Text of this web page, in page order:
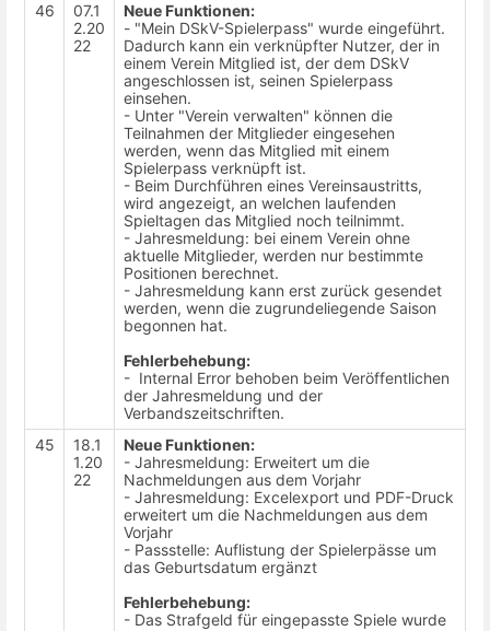
46
07.1
2.20
22
Neue Funktionen:
- "Mein DSkV-Spielerpass" wurde eingeführt.
Dadurch kann ein verknüpfter Nutzer, der in
einem Verein Mitglied ist, der dem DSkV
angeschlossen ist, seinen Spielerpass
einsehen.
- Unter "Verein verwalten" können die
Teilnahmen der Mitglieder eingesehen
werden, wenn das Mitglied mit einem
Spielerpass verknüpft ist.
- Beim Durchführen eines Vereinsaustritts,
wird angezeigt, an welchen laufenden
Spieltagen das Mitglied noch teilnimmt.
- Jahresmeldung: bei einem Verein ohne
aktuelle Mitglieder, werden nur bestimmte
Positionen berechnet.
- Jahresmeldung kann erst zurück gesendet
werden, wenn die zugrundeliegende Saison
begonnen hat.
Fehlerbehebung:
- Internal Error behoben beim Veröffentlichen
der Jahresmeldung und der
Verbandszeitschriften.
45
18.1
1.20
22
Neue Funktionen:
- Jahresmeldung: Erweitert um die
Nachmeldungen aus dem Vorjahr
- Jahresmeldung: Excelexport und PDF-Druck
erweitert um die Nachmeldungen aus dem
Vorjahr
- Passstelle: Auflistung der Spielerpässe um
das Geburtsdatum ergänzt
Fehlerbehebung:
- Das Strafgeld für eingepasste Spiele wurde